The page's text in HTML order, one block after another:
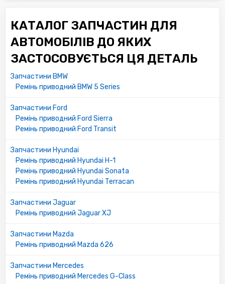
11720T6200
11721312977
98465813
1172010G00
8845837010
605183891
853178022
WL1115908
060418381A
977134A080
A0029971992
B106F29W0AGA
MD071350
98437996
1195011M02
9086109800
A0019974992
2312733320
WL8115908B9A
КАТАЛОГ ЗАПЧАСТИН ДЛЯ
АВТОМОБІЛІВ ДО ЯКИХ
ЗАСТОСОВУЄТЬСЯ ЦЯ ДЕТАЛЬ
Запчастини BMW
Ремінь приводний BMW 5 Series
Запчастини Ford
Ремінь приводний Ford Sierra
Ремінь приводний Ford Transit
Запчастини Hyundai
Ремінь приводний Hyundai H-1
Ремінь приводний Hyundai Sonata
Ремінь приводний Hyundai Terracan
Запчастини Jaguar
Ремінь приводний Jaguar XJ
Запчастини Mazda
Ремінь приводний Mazda 626
Запчастини Mercedes
Ремінь приводний Mercedes G-Class